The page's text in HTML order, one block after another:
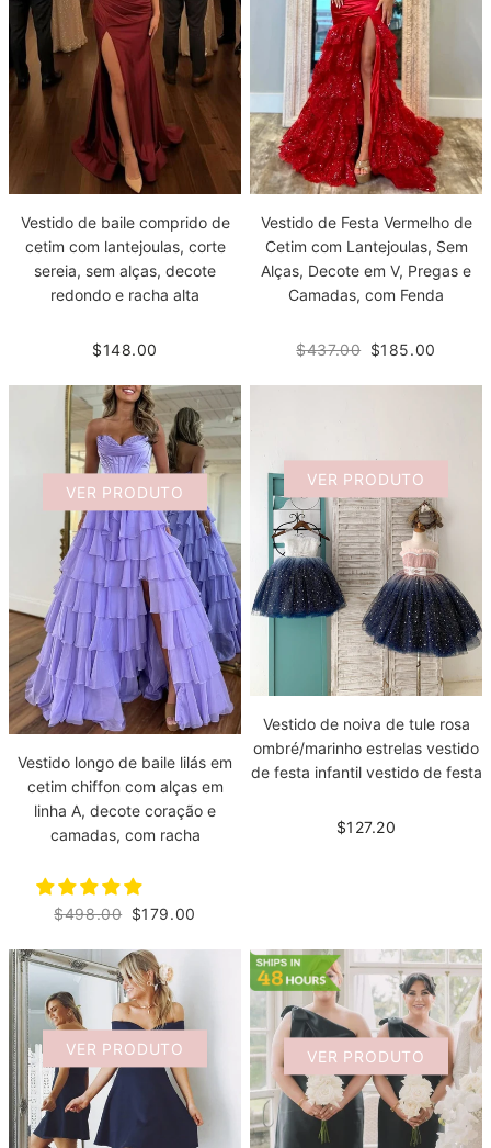
Vestido de baile comprido de
cetim com lantejoulas, corte
sereia, sem alças, decote
redondo e racha alta
$148.00
Vestido de Festa Vermelho de
Cetim com Lantejoulas, Sem
Alças, Decote em V, Pregas e
Camadas, com Fenda
$437.00 $185.00
VER PRODUTO
Vestido longo de baile lilás em
cetim chiffon com alças em
linha A, decote coração e
camadas, com racha
$498.00 $179.00
VER PRODUTO
Vestido de noiva de tule rosa
ombré/marinho estrelas vestido
de festa infantil vestido de festa
$127.20
VER PRODUTO VER PRODUTO